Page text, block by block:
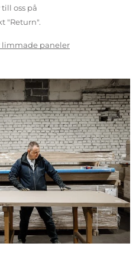
oss på
"Return".
limmade paneler